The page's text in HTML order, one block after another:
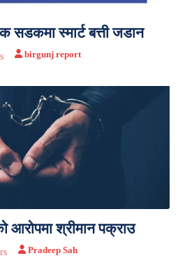
सडकमा स्मार्ट बत्ती जडान
birgunj report
आरोपमा श्रीमान पक्राउ
Pradeep Sah